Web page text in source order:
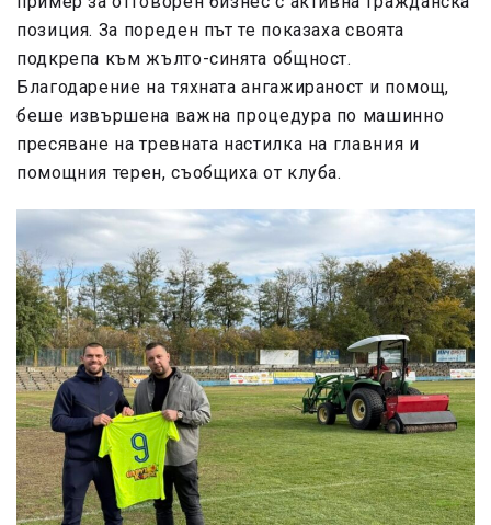
позиция. За пореден път те показаха своята
подкрепа към жълто-синята общност.
Благодарение на тяхната ангажираност и помощ,
беше извършена важна процедура по машинно
пресяване на тревната настилка на главния и
помощния терен, съобщиха от клуба.